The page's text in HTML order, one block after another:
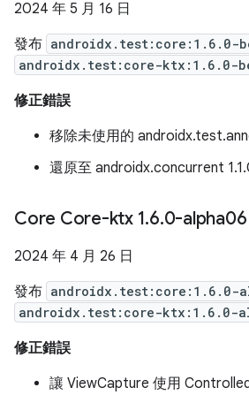
2024 年 5 月 16 日
發布 androidx.test:core:1.6.0-
androidx.test:core-ktx:1.6.0-
修正錯誤
移除未使用的
還原至 androidx.concurrent
Core Core-ktx 1.6.0-alpha06
2024 年 4 月 26 日
發布 androidx.test:core:1.6.0-
androidx.test:core-ktx:1.6.0-
修正錯誤
讓 ViewCapture 使用